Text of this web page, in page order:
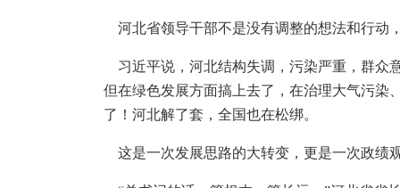
河北省领导干部不是没有调整的想法和行
习近平说，河北结构失调，污染严重，群众
但在绿色发展方面搞上去了，在治理大气污染
了！河北解了套，全国也在松绑。
这是一次发展思路的大转变，更是一次政绩